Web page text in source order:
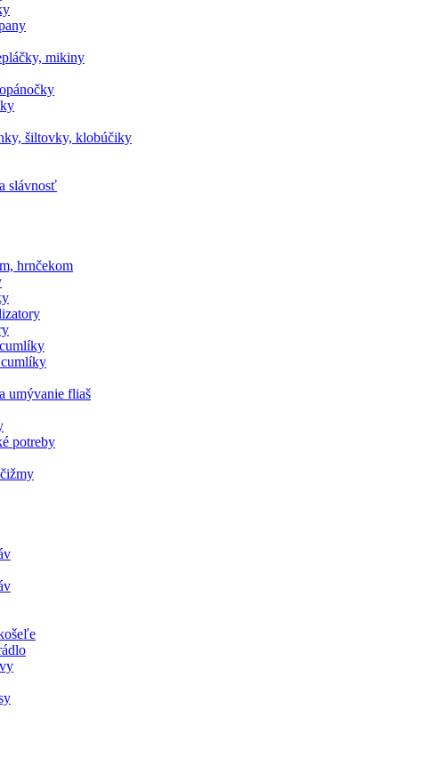
mikiny
šiltovky, klobúčiky
slávnosť
hrnčekom
cumlíky
umývanie fliaš
potreby